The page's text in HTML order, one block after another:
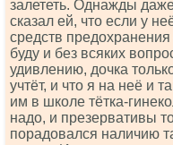
залететь. Однажды
сказал ей, что если у
средств
буду и без всяких
удивлению, дочка
учтёт, и что я на неё и
им в школе тётка-
надо, и презервативы
порадовался наличию